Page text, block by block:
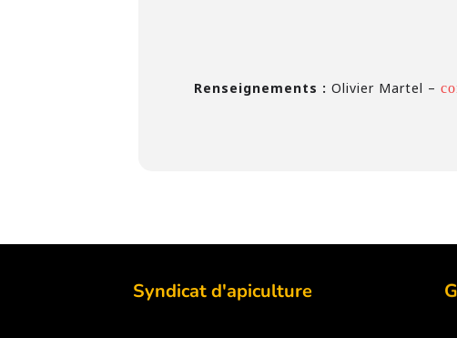
Renseignements : Olivier Martel –
Syndicat d'apiculture